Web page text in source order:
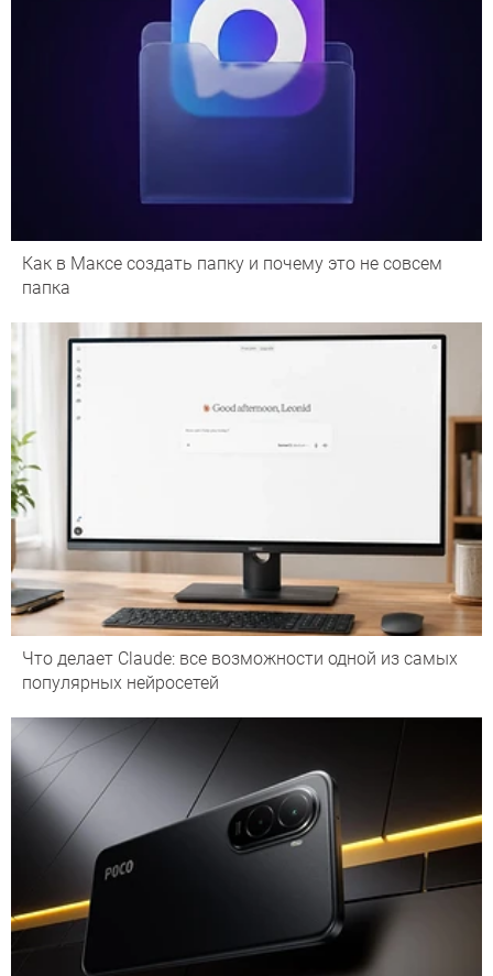
Как в Максе создать папку и почему это не совсем
папка
Что делает Сlaude: все возможности одной из самых
популярных нейросетей